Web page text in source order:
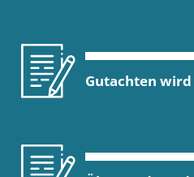
Gutachten